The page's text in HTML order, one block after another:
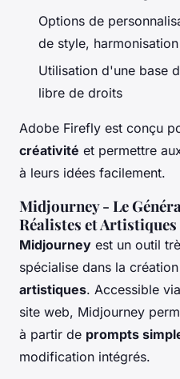
Options de
de style,
Utilisation d'une base
libre de droits
Adobe Firefly est conçu
créativité et permettre
à leurs idées facilement.
Midjourney - Le
Réalistes et Artistiques
Midjourney est un outil
spécialise dans la
artistiques. Accessible
site web, Midjourney
à partir de prompts
modification intégrés.